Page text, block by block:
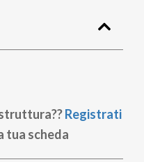
Registrati
tua scheda